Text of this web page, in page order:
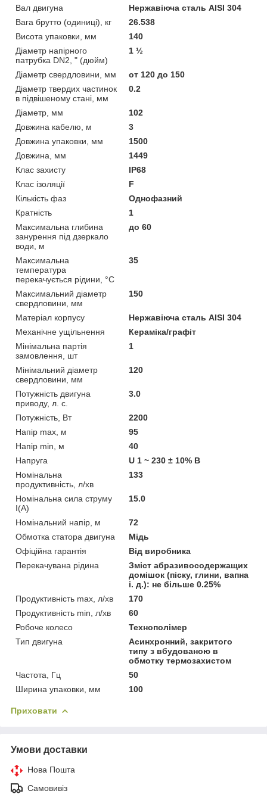
Вал двигуна
Нержавіюча сталь AISI 304
Вага брутто (одиниці), кг
26.538
Висота упаковки, мм
140
Діаметр напірного
патрубка DN2, " (дюйм)
1 ½
Діаметр свердловини, мм
от 120 до 150
Діаметр твердих частинок
в підвішеному стані, мм
0.2
Діаметр, мм
102
Довжина кабелю, м
3
Довжина упаковки, мм
1500
Довжина, мм
1449
Клас захисту
IP68
Клас ізоляції
F
Кількість фаз
Однофазний
Кратність
1
Максимальна глибина
занурення під дзеркало
води, м
до 60
Максимальна
температура
перекачується рідини, °C
35
Максимальний діаметр
свердловини, мм
150
Матеріал корпусу
Нержавіюча сталь AISI 304
Механічне ущільнення
Кераміка/графіт
Мінімальна партія
замовлення, шт
1
Мінімальний діаметр
свердловини, мм
120
Потужність двигуна
приводу, л. с.
3.0
Потужність, Вт
2200
Напір max, м
95
Напір min, м
40
Напруга
U 1 ~ 230 ± 10% В
Номінальна
продуктивність, л/хв
133
Номінальна сила струму
I(А)
15.0
Номінальний напір, м
72
Обмотка статора двигуна
Мідь
Офіційна гарантія
Від виробника
Перекачувана рідина
Зміст абразивосодержащих
домішок (піску, глини, вапна
і. д.): не більше 0.25%
Продуктивність max, л/хв
170
Продуктивність min, л/хв
60
Робоче колесо
Технополімер
Тип двигуна
Асинхронний, закритого
типу з вбудованою в
обмотку термозахистом
Частота, Гц
50
Ширина упаковки, мм
100
Приховати
Умови доставки
Нова Пошта
Самовивіз